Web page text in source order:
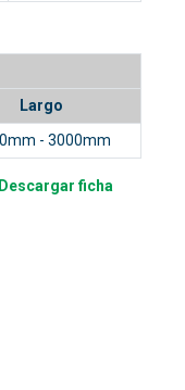
Largo
- 3000mm
Descargar ficha